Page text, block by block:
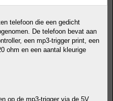
telefoon die een gedicht
De telefoon bevat aan
een mp3-trigger print, een
ohm en een aantal kleurige
op de mp3-trigger via de 5V